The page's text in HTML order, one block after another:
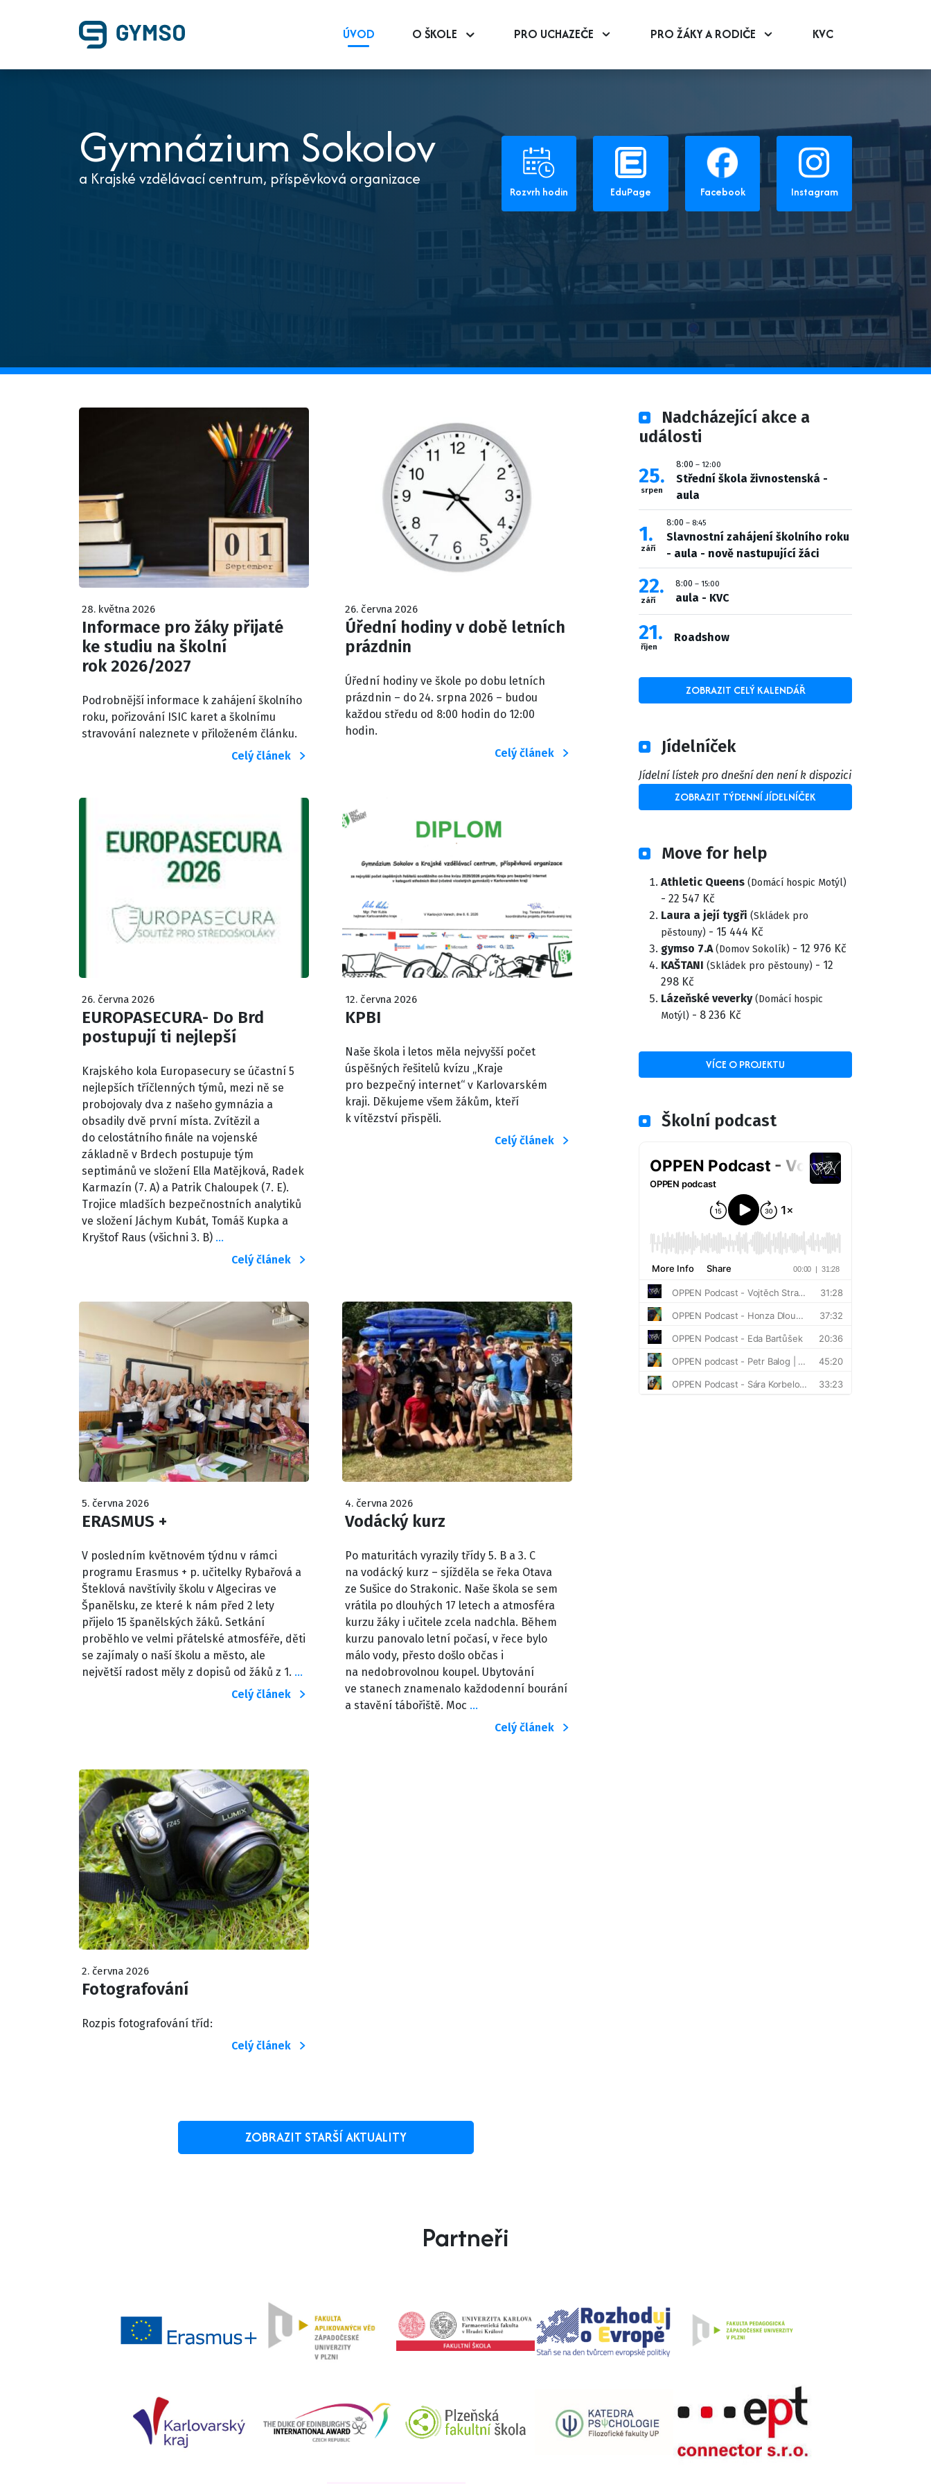
ÚVOD O ŠKOLE PRO UCHAZEČE PRO ŽÁKY A RODIČE KVC
Gymnázium Sokolov
a Krajské vzdělávací centrum, příspěvková organizace
Rozvrh hodin EduPage Facebook Instagram
28. května 2026
Informace pro žáky přijaté
ke studiu na školní
rok 2026/2027
Podrobnější informace k zahájení školního
roku, pořizování ISIC karet a školnímu
stravování naleznete v přiloženém článku.
Celý článek
26. června 2026
Úřední hodiny v době letních
prázdnin
Úřední hodiny ve škole po dobu letních
prázdnin – do 24. srpna 2026 – budou
každou středu od 8:00 hodin do 12:00
hodin.
Celý článek
26. června 2026
EUROPASECURA- Do Brd
postupují ti nejlepší
Krajského kola Europasecury se účastní 5
nejlepších tříčlenných týmů, mezi ně se
probojovaly dva z našeho gymnázia a
obsadily dvě první místa. Zvítězil a
do celostátního finále na vojenské
základně v Brdech postupuje tým
septimánů ve složení Ella Matějková, Radek
Karmazín (7. A) a Patrik Chaloupek (7. E).
Trojice mladších bezpečnostních analytiků
ve složení Jáchym Kubát, Tomáš Kupka a
Kryštof Raus (všichni 3. B) …
Celý článek
12. června 2026
KPBI
Naše škola i letos měla nejvyšší počet
úspěšných řešitelů kvízu „Kraje
pro bezpečný internet“ v Karlovarském
kraji. Děkujeme všem žákům, kteří
k vítězství přispěli.
Celý článek
5. června 2026
ERASMUS +
V posledním květnovém týdnu v rámci
programu Erasmus + p. učitelky Rybařová a
Šteklová navštívily školu v Algeciras ve
Španělsku, ze které k nám před 2 lety
přijelo 15 španělských žáků. Setkání
proběhlo ve velmi přátelské atmosféře, děti
se zajímaly o naší školu a město, ale
největší radost měly z dopisů od žáků z 1. …
Celý článek
4. června 2026
Vodácký kurz
Po maturitách vyrazily třídy 5. B a 3. C
na vodácký kurz – sjížděla se řeka Otava
ze Sušice do Strakonic. Naše škola se sem
vrátila po dlouhých 17 letech a atmosféra
kurzu žáky i učitele zcela nadchla. Během
kurzu panovalo letní počasí, v řece bylo
málo vody, přesto došlo občas i
na nedobrovolnou koupel. Ubytování
ve stanech znamenalo každodenní bourání
a stavění tábořiště. Moc …
Celý článek
2. června 2026
Fotografování
Rozpis fotografování tříd:
Celý článek
ZOBRAZIT STARŠÍ AKTUALITY
Nadcházející akce a
události
25
srpen
8:00 – 12:00
Střední škola živnostenská -
aula
1
září
8:00 – 8:45
Slavnostní zahájení školního roku
- aula - nově nastupující žáci
22
září
8:00 – 15:00
aula - KVC
21
říjen
Roadshow
ZOBRAZIT CELÝ KALENDÁŘ
Jídelníček
Jídelní lístek pro dnešní den není k dispozici
ZOBRAZIT TÝDENNÍ JÍDELNÍČEK
Move for help
Athletic Queens (Domácí hospic Motýl)
- 22 547 Kč
Laura a její tygři (Skládek pro
pěstouny) - 15 444 Kč
gymso 7.A (Domov Sokolík) - 12 976 Kč
KAŠTANI (Skládek pro pěstouny) - 12
298 Kč
Lázeňské veverky (Domácí hospic
Motýl) - 8 236 Kč
VÍCE O PROJEKTU
Školní podcast
Partneři